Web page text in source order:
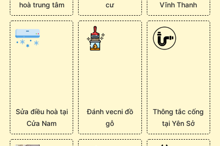
hoà trung tâm
cư
Vĩnh Thanh
Sửa điều hoà tại
Cửa Nam
Đánh vecni đồ
gỗ
Thông tắc cống
tại Yên Sở